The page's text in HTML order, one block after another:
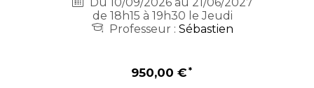
Du 10/09/2026 au 21/06/2027
de 18h15 à 19h30 le Jeudi
Professeur :Sébastien
950,00 €